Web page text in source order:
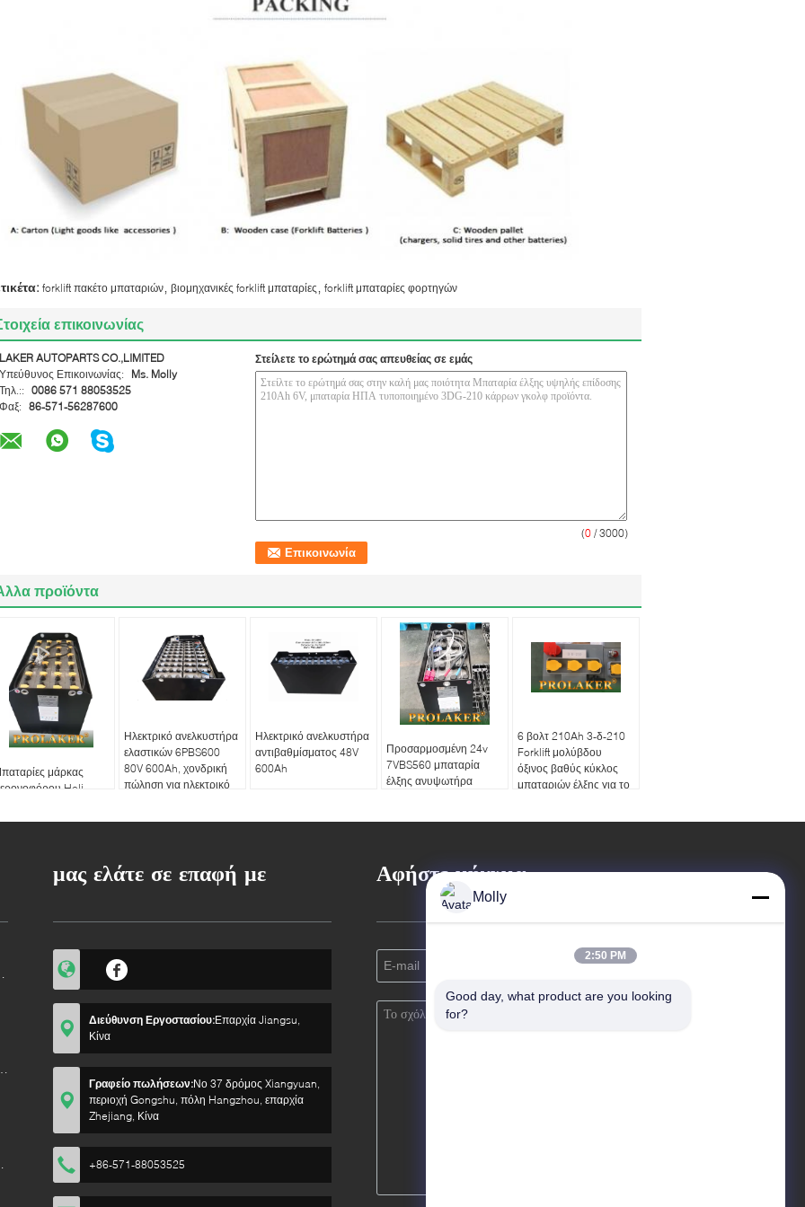
forklift πακέτο μπαταριών βιομηχανικές forklift μπαταρίες forklift μπαταρίες φορτηγών
επικοινωνίας
LAKER AUTOPARTS CO.,LIMITED
Υπεύθυνος Επικοινωνίας:
Ms. Molly
Τηλ.:: 0086 571 88053525
Φαξ: 86-571-56287600
Στείλετε το ερώτημά σας απευθείας σε εμάς
(0 / 3000)
προϊόντα
μάρκας
Heli
48V600Ah
Ηλεκτρικό ανελκυστήρα
ελαστικών 6PBS600
80V 600Ah, χονδρική
πώληση για ηλεκτρικό
Ηλεκτρικό ανελκυστήρα
αντιβαθμίσματος 48V
600Ah
Προσαρμοσμένη 24v
7VBS560 μπαταρία
έλξης ανυψωτήρα
6 βολτ 210Ah 3-δ-210
Forklift μολύβδου
όξινος βαθύς κύκλος
μπαταριών έλξης για το
μας ελάτε σε επαφή με
Διεύθυνση Εργοστασίου:Επαρχία Jiangsu,
Κίνα
Γραφείο πωλήσεων:Νο 37 δρόμος Xiangyuan,
περιοχή Gongshu, πόλη Hangzhou, επαρχία
Zhejiang, Κίνα
+86-571-88053525
Αφήστε μήνυμα
Molly
2:50 PM
Good day, what product are you looking
for?